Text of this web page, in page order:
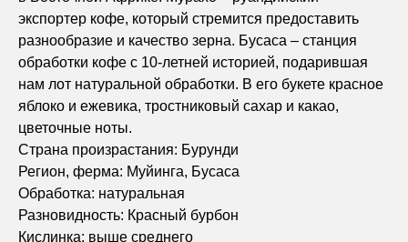
экспортер кофе, который стремится предоставить
разнообразие и качество зерна. Бусаса – станция
обработки кофе с 10-летней историей, подарившая
нам лот натуральной обработки. В его букете красное
яблоко и ежевика, тростниковый сахар и какао,
цветочные ноты.
Страна произрастания: Бурунди
Регион, ферма: Муйинга, Бусаса
Обработка: натуральная
Разновидность: Красный бурбон
Кислинка: выше среднего